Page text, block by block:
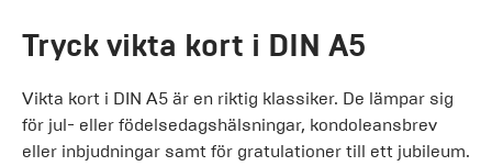
Tryck vikta kort i DIN A5
Vikta kort i DIN A5 är en riktig klassiker. De lämpar sig
för jul- eller födelsedagshälsningar, kondoleansbrev
eller inbjudningar samt för gratulationer till ett jubileum.